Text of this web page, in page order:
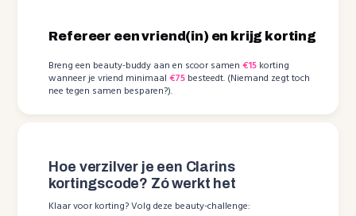
Refereer een vriend(in) en krijg korting
Breng een beauty-buddy aan en scoor samen€15 korting
wanneer je vriend minimaal€75 besteedt. (Niemand zegt toch
nee tegen samen besparen?).
Hoe verzilver je een Clarins
kortingscode? Zó werkt het
Klaar voor korting? Volg deze beauty-challenge: